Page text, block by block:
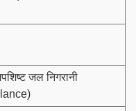
जल निगरानी